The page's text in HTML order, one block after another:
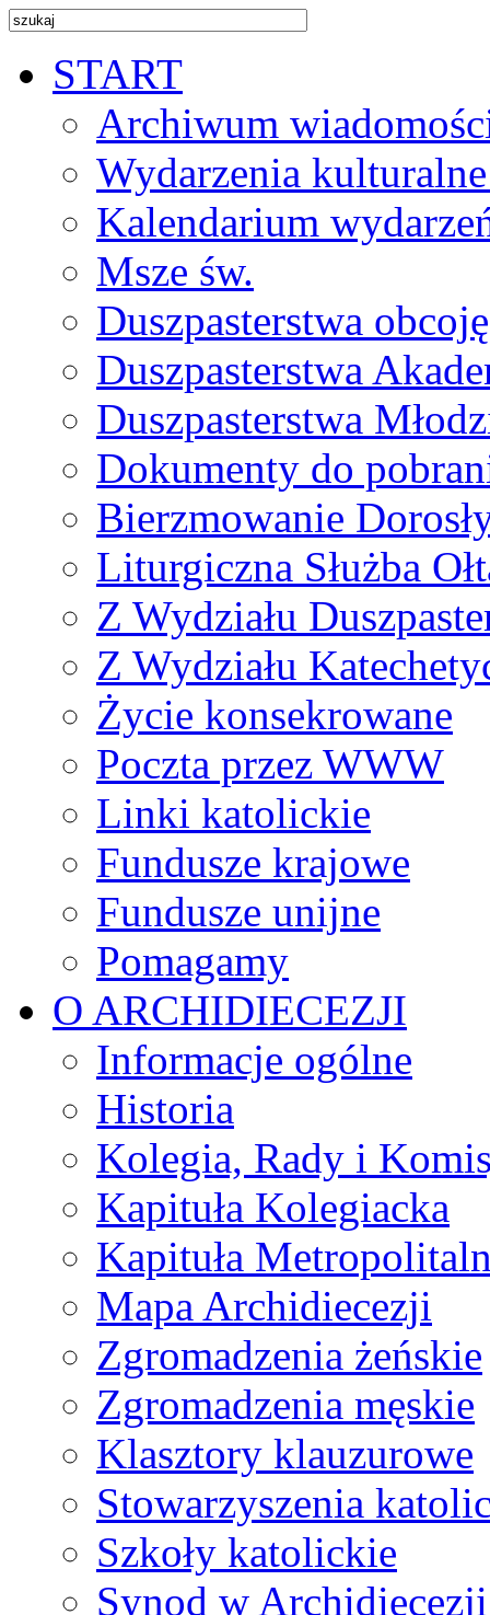
START
Archiwum
Wydarzenia
Kalendarium
Msze św.
Duszpasterstwa
Duszpasterstwa
Duszpasterstwa
Dokumenty do
Bierzmowanie
Liturgiczna Służba
Z Wydziału
Z Wydziału
Życie konsekrowane
Poczta przez WWW
Linki katolickie
Fundusze krajowe
Fundusze unijne
Pomagamy
O ARCHIDIECEZJI
Informacje ogólne
Historia
Kolegia, Rady i
Kapituła Kolegiacka
Kapituła
Mapa Archidiecezji
Zgromadzenia żeńskie
Zgromadzenia męskie
Klasztory klauzurowe
Stowarzyszenia
Szkoły katolickie
Synod w Archidiecezji